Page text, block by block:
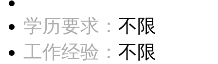
学历要求： 不限
工作经验： 不限